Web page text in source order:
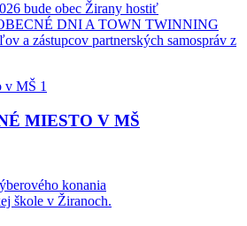
bude obec Žirany hostiť
DNI A TOWN TWINNING
a zástupcov partnerských samospráv z
MIESTO V MŠ
konania
škole v Žiranoch.